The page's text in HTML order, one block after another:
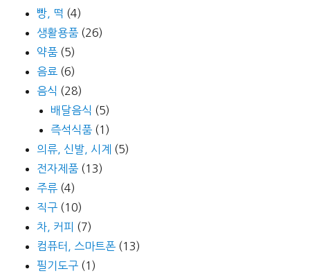
빵, 떡 (4)
생활용품 (26)
약품 (5)
음료 (6)
음식 (28)
배달음식 (5)
즉석식품 (1)
의류, 신발, 시계 (5)
전자제품 (13)
주류 (4)
직구 (10)
차, 커피 (7)
컴퓨터, 스마트폰 (13)
필기도구 (1)